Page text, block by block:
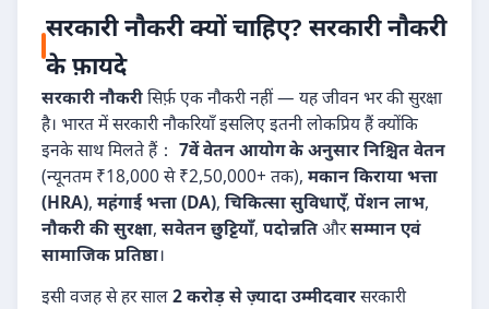
सरकारी नौकरी क्यों चाहिए? सरकारी नौकरी
के फ़ायदे
सरकारी नौकरीसिर्फ़ एक नौकरी नहीं — यह जीवन भर की सुरक्षा
है। भारत में सरकारी नौकरियाँ इसलिए इतनी लोकप्रिय हैं क्योंकि
इनके साथ मिलते हैं： 7वें वेतन आयोग के अनुसार निश्चित वेतन
(न्यूनतम ₹18,000 से ₹2,50,000+ तक), मकान किराया भत्ता
(HRA), महंगाई भत्ता (DA), चिकित्सा सुविधाएँ, पेंशन लाभ,
नौकरी की सुरक्षा, सवेतन छुट्टियाँ, पदोन्नतिऔरसम्मान एवं
सामाजिक प्रतिष्ठा।
इसी वजह से हर साल2 करोड़ से ज़्यादा उम्मीदवारसरकारी